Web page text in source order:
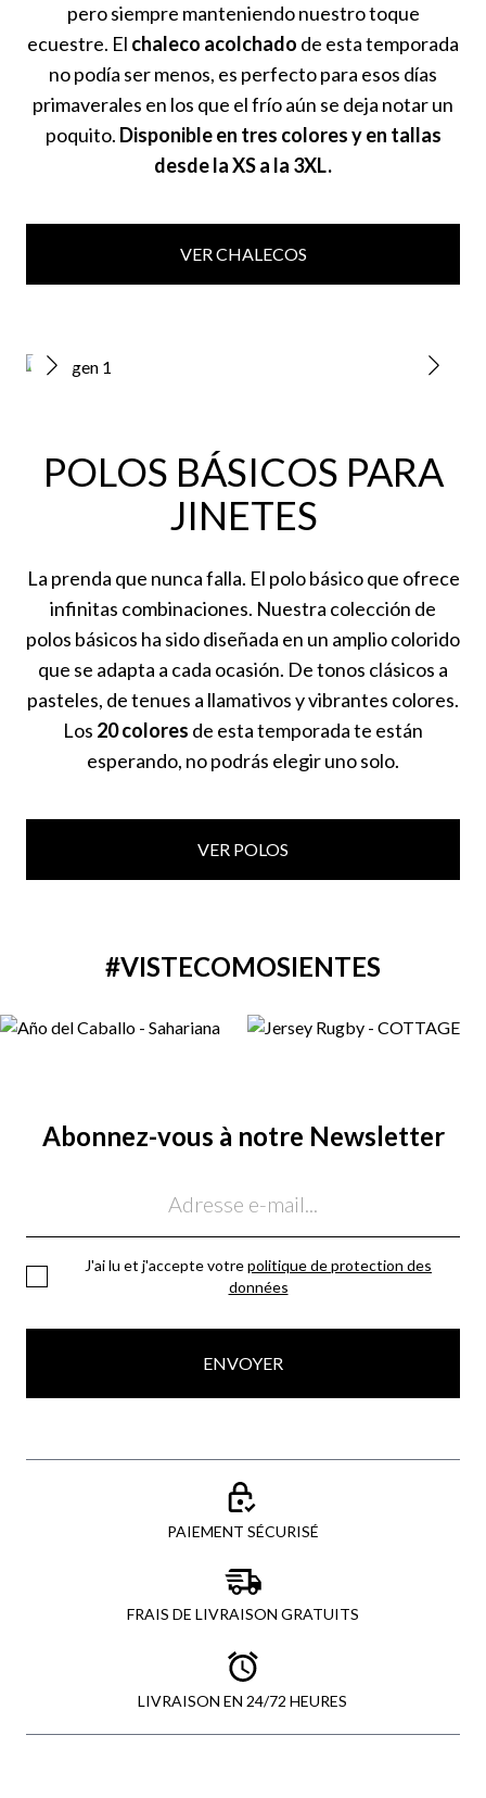
pero siempre manteniendo nuestro toque
ecuestre. El chaleco acolchado de esta temporada
no podía ser menos, es perfecto para esos días
primaverales en los que el frío aún se deja notar un
poquito. Disponible en tres colores y en tallas
desde la XS a la 3XL.
VER CHALECOS
POLOS BÁSICOS PARA
JINETES
La prenda que nunca falla. El polo básico que ofrece
infinitas combinaciones. Nuestra colección de
polos básicos ha sido diseñada en un amplio colorido
que se adapta a cada ocasión. De tonos clásicos a
pasteles, de tenues a llamativos y vibrantes colores.
Los 20 colores de esta temporada te están
esperando, no podrás elegir uno solo.
VER POLOS
#VISTECOMOSIENTES
Abonnez-vous à notre Newsletter
J'ai lu et j'accepte votrepolitique de protection des
données
ENVOYER
PAIEMENT SÉCURISÉ
FRAIS DE LIVRAISON GRATUITS
LIVRAISON EN 24/72 HEURES